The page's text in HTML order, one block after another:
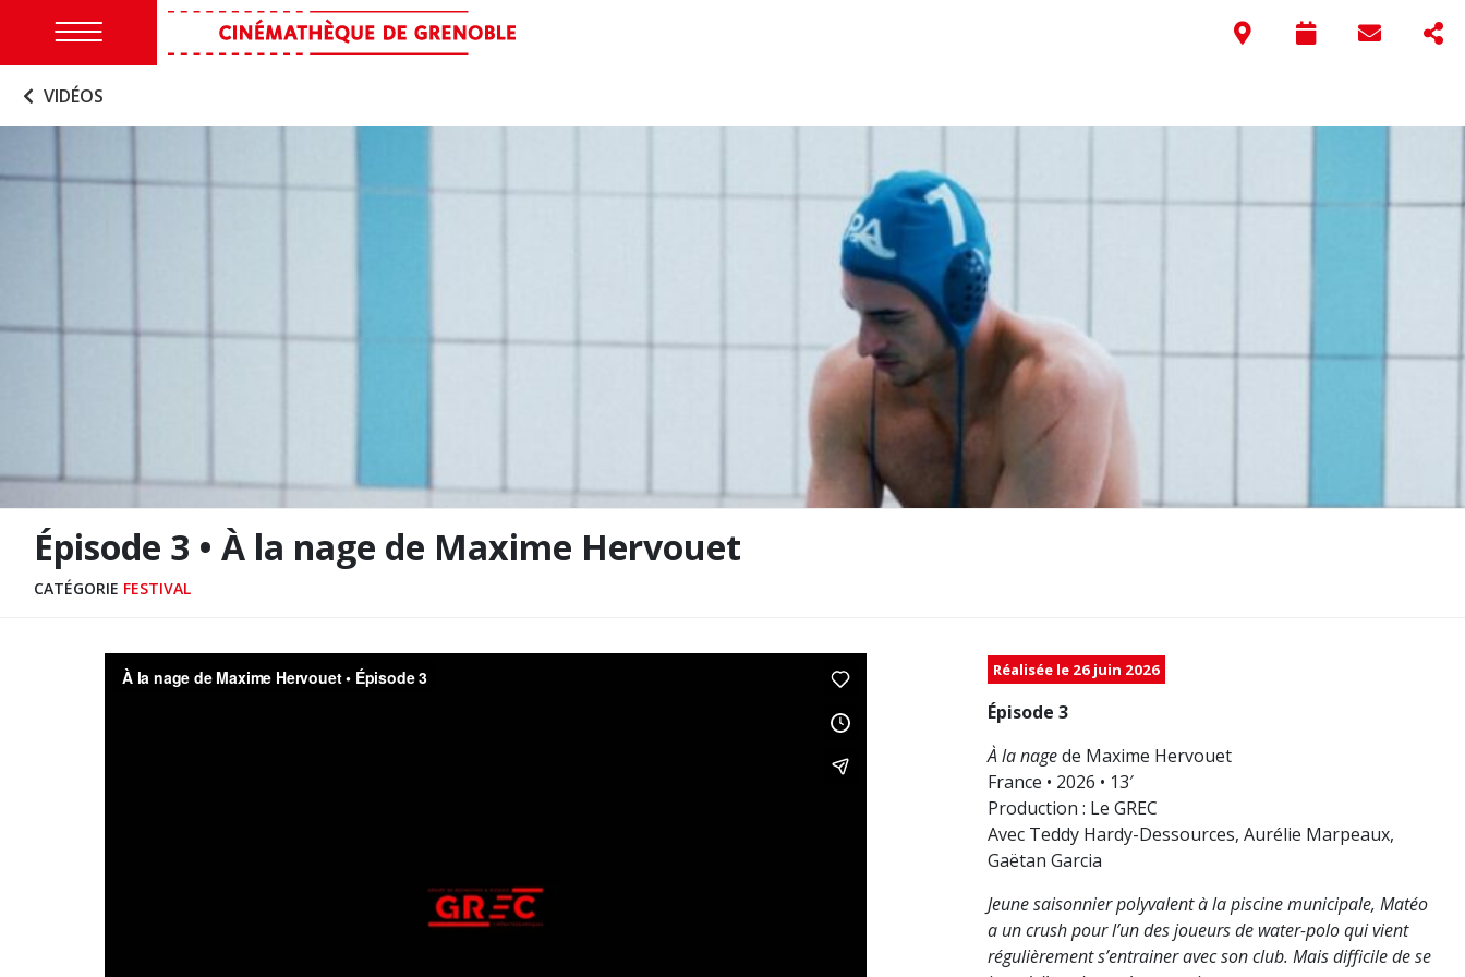
VIDÉOS
Épisode 3 • À la nage de Maxime Hervouet
CATÉGORIE FESTIVAL
Réalisée le 26 juin 2026
Épisode 3
À la nagede Maxime Hervouet
France • 2026 • 13′
Production : Le GREC
Avec Teddy Hardy-Dessources, Aurélie Marpeaux,
Gaëtan Garcia
Jeune saisonnier polyvalent à la piscine municipale, Matéo
a un crush pour l’un des joueurs de water-polo qui vient
régulièrement s’entrainer avec son club. Mais difficile de se